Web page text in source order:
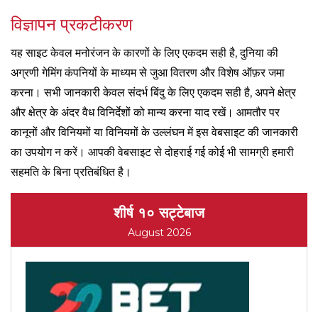
विज्ञापन प्रकटीकरण
यह साइट केवल मनोरंजन के कारणों के लिए एकदम सही है, दुनिया की
अग्रणी गेमिंग कंपनियों के माध्यम से जुआ वितरण और विशेष ऑफ़र जमा
करना। सभी जानकारी केवल संदर्भ बिंदु के लिए एकदम सही है, अपने क्षेत्र
और क्षेत्र के अंदर वैध विनिर्देशों को मान्य करना याद रखें। आमतौर पर
कानूनों और विनियमों या विनियमों के उल्लंघन में इस वेबसाइट की जानकारी
का उपयोग न करें। आपकी वेबसाइट से दोहराई गई कोई भी सामग्री हमारी
सहमति के बिना प्रतिबंधित है।
शीर्ष १० सट्टेबाज
August 2026